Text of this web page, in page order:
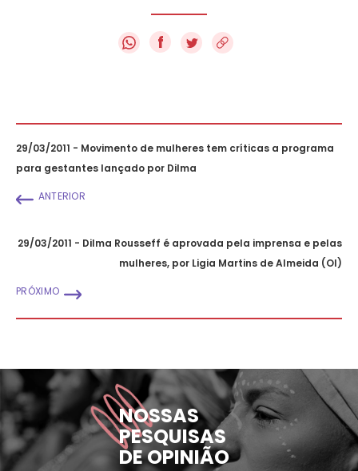
f
29/03/2011 - Movimento de mulheres tem críticas a programa
para gestantes lançado por Dilma
ANTERIOR
29/03/2011 - Dilma Rousseff é aprovada pela imprensa e pelas
mulheres, por Ligia Martins de Almeida (OI)
PRÓXIMO
NOSSAS
PESQUISAS
DE OPINIÃO